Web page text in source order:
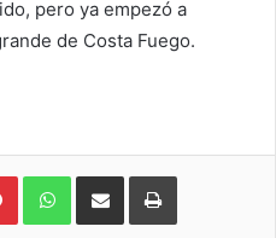
pero ya empezó a
de Costa Fuego.
Pinterest WhatsApp